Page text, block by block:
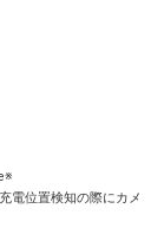
電位置検知の際にカメ